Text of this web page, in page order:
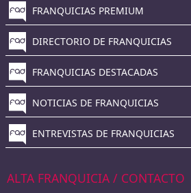
FRANQUICIAS PREMIUM
DIRECTORIO DE FRANQUICIAS
FRANQUICIAS DESTACADAS
NOTICIAS DE FRANQUICIAS
ENTREVISTAS DE FRANQUICIAS
ALTA FRANQUICIA / CONTACTO